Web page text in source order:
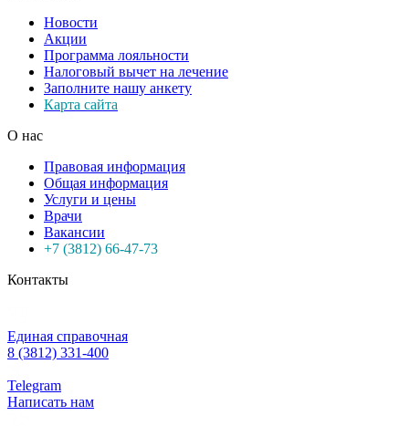
Новости
Акции
Программа лояльности
Налоговый вычет на лечение
Заполните нашу анкету
Карта сайта
О нас
Правовая информация
Общая информация
Услуги и цены
Врачи
Вакансии
+7 (3812) 66-47-73
Контакты
Единая справочная
8 (3812) 331-400
Telegram
Написать нам